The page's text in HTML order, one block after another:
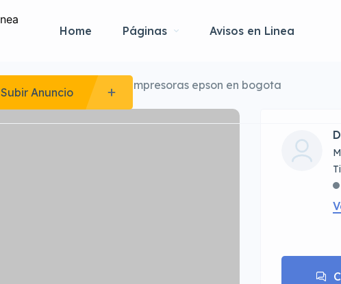
Home Páginas Avisos en Linea
Subir Anuncio
servicio tecnico para impresoras epson en bogota